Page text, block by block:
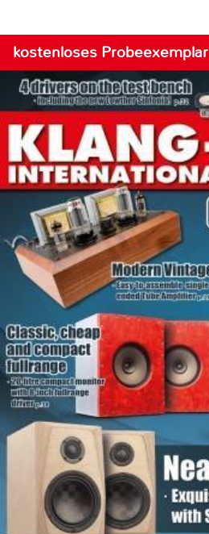
kostenloses Probeexemplar